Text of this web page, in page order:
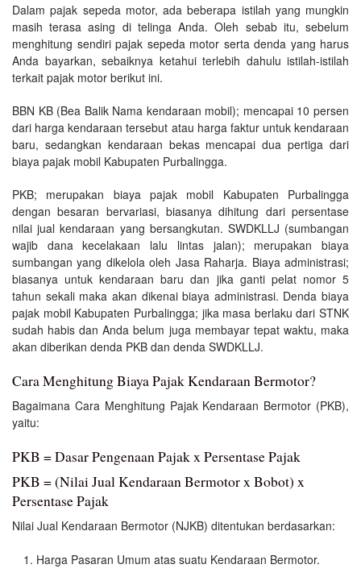
Dalam pajak sepeda motor, ada beberapa istilah yang mungkin
masih terasa asing di telinga Anda. Oleh sebab itu, sebelum
menghitung sendiri pajak sepeda motor serta denda yang harus
Anda bayarkan, sebaiknya ketahui terlebih dahulu istilah-istilah
terkait pajak motor berikut ini.
BBN KB (Bea Balik Nama kendaraan mobil); mencapai 10 persen
dari harga kendaraan tersebut atau harga faktur untuk kendaraan
baru, sedangkan kendaraan bekas mencapai dua pertiga dari
biaya pajak mobil Kabupaten Purbalingga.
PKB; merupakan biaya pajak mobil Kabupaten Purbalingga
dengan besaran bervariasi, biasanya dihitung dari persentase
nilai jual kendaraan yang bersangkutan. SWDKLLJ (sumbangan
wajib dana kecelakaan lalu lintas jalan); merupakan biaya
sumbangan yang dikelola oleh Jasa Raharja. Biaya administrasi;
biasanya untuk kendaraan baru dan jika ganti pelat nomor 5
tahun sekali maka akan dikenai biaya administrasi. Denda biaya
pajak mobil Kabupaten Purbalingga; jika masa berlaku dari STNK
sudah habis dan Anda belum juga membayar tepat waktu, maka
akan diberikan denda PKB dan denda SWDKLLJ.
Cara Menghitung Biaya Pajak Kendaraan Bermotor?
Bagaimana Cara Menghitung Pajak Kendaraan Bermotor (PKB),
yaitu:
PKB = Dasar Pengenaan Pajak x Persentase Pajak
PKB = (Nilai Jual Kendaraan Bermotor x Bobot) x
Persentase Pajak
Nilai Jual Kendaraan Bermotor (NJKB) ditentukan berdasarkan:
Harga Pasaran Umum atas suatu Kendaraan Bermotor.